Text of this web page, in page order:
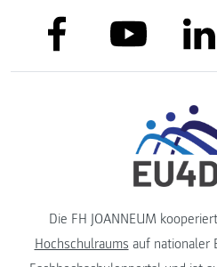
link to facebooklink to
Die FH JOANNEUM
Hochschulraums auf nationaler